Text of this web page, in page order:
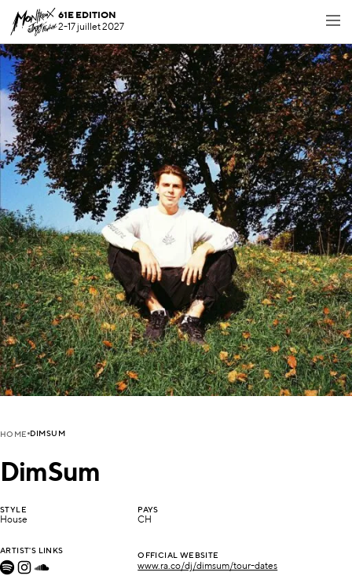
61E EDITION
2-17 juillet 2027
HOME DIMSUM
DimSum
STYLE
House
PAYS
CH
ARTIST'S LINKS
OFFICIAL WEBSITE
www.ra.co/dj/dimsum/tour-dates